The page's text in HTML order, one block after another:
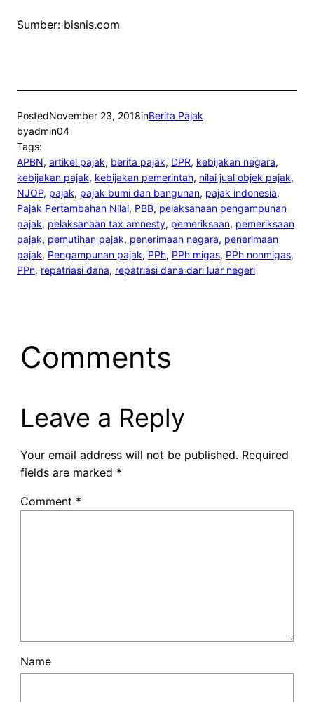
Sumber: bisnis.com
PostedNovember 23, 2018inBerita Pajak
byadmin04
Tags:
APBN, artikel pajak, berita pajak, DPR, kebijakan negara
kebijakan pajak, kebijakan pemerintah, nilai jual objek pajak
NJOP, pajak, pajak bumi dan bangunan, pajak indonesia
Pajak Pertambahan Nilai, PBB, pelaksanaan pengampunan
pajak, pelaksanaan tax amnesty, pemeriksaan, pemeriksaan
pajak, pemutihan pajak, penerimaan negara, penerimaan
pajak, Pengampunan pajak, PPh, PPh migas, PPh nonmigas
PPn, repatriasi dana, repatriasi dana dari luar negeri
Comments
Leave a Reply
Your email address will not be published. Required
fields are marked *
Comment *
Name